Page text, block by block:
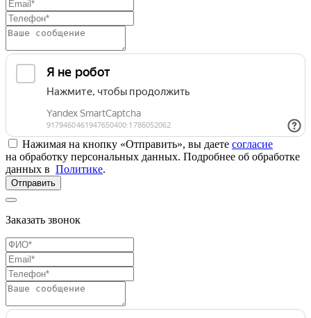
Нажимая на кнопку «Отправить», вы даете согласие
на обработку персональных данных. Подробнее об обработке
данных в Политике.
Отправить
Заказать звонок